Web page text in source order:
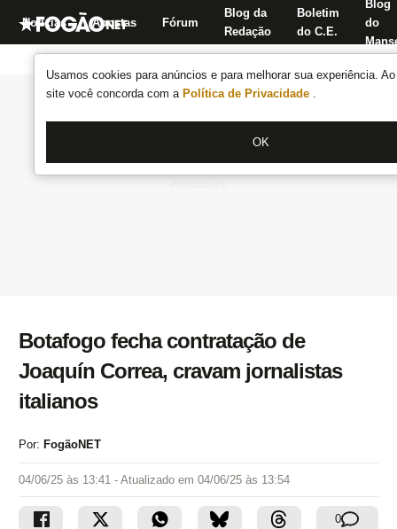
Usamos cookies para anúncios e para melhorar sua experiência.
site você concorda com a Política de Privacidade .
OK
Notícias Apostas Fórum
Blog da
Redação
Boletim
do C.E.
Blog
do
Botafogo fecha contratação de
Joaquín Correa, cravam jornalistas
italianos
Por: FogãoNET
04/06/25 às 13:41 - Atualizado em 04/06/25 às 13:54
0